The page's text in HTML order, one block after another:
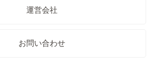
運営会社
お問い合わせ